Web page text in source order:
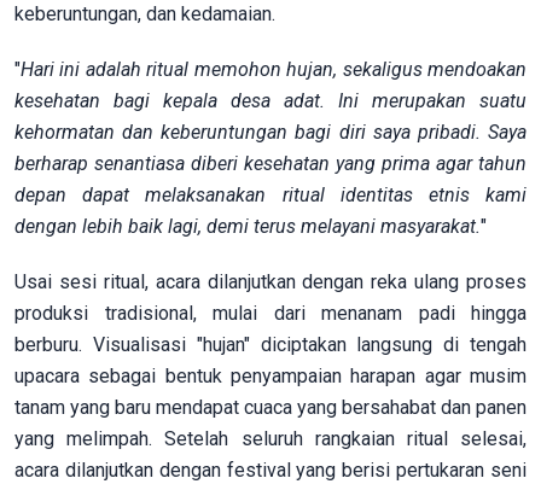
keberuntungan, dan kedamaian.
"Hari ini adalah ritual memohon hujan, sekaligus mendoakan
kesehatan bagi kepala desa adat. Ini merupakan suatu
kehormatan dan keberuntungan bagi diri saya pribadi. Saya
berharap senantiasa diberi kesehatan yang prima agar tahun
depan dapat melaksanakan ritual identitas etnis kami
dengan lebih baik lagi, demi terus melayani masyarakat."
Usai sesi ritual, acara dilanjutkan dengan reka ulang proses
produksi tradisional, mulai dari menanam padi hingga
berburu. Visualisasi "hujan" diciptakan langsung di tengah
upacara sebagai bentuk penyampaian harapan agar musim
tanam yang baru mendapat cuaca yang bersahabat dan panen
yang melimpah. Setelah seluruh rangkaian ritual selesai,
acara dilanjutkan dengan festival yang berisi pertukaran seni